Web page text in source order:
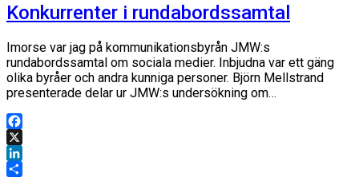
Konkurrenter i rundabordssamtal
Imorse var jag på kommunikationsbyrån JMW:s
rundabordssamtal om sociala medier. Inbjudna var ett gäng
olika byråer och andra kunniga personer. Björn Mellstrand
presenterade delar ur JMW:s undersökning om…
Facebook
X
LinkedIn